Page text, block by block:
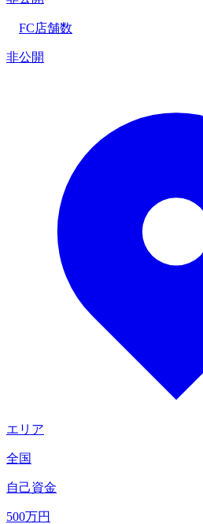
FC店舗数
非公開
エリア
全国
自己資金
500万円